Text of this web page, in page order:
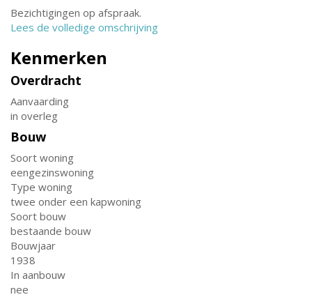
Bezichtigingen op afspraak.
Lees de volledige omschrijving
Kenmerken
Overdracht
Aanvaarding
in overleg
Bouw
Soort woning
eengezinswoning
Type woning
twee onder een kapwoning
Soort bouw
bestaande bouw
Bouwjaar
1938
In aanbouw
nee